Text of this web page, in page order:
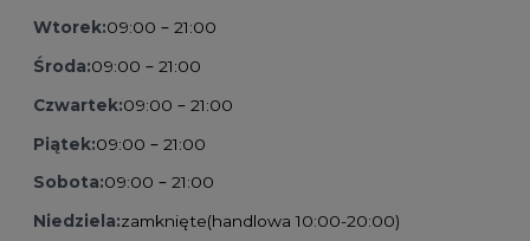
Wtorek:09:00 – 21:00
Środa:09:00 – 21:00
Czwartek:09:00 – 21:00
Piątek:09:00 – 21:00
Sobota:09:00 – 21:00
Niedziela:zamknięte(handlowa 10:00-20:00)